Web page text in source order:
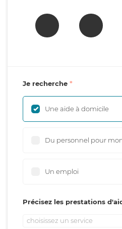
Je recherche
Une aide à domicile
Du personnel pour
Un emploi
Précisez les prestations
choisissez un service